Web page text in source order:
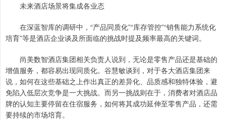
未来酒店场景将集成各业态
在深蓝智库的调研中，“产品同质化”“库存管控”“销售能力系统化
培育”等是酒店企业谈及所面临的挑战时提及频率最高的关键词。
尚美数智酒店集团相关负责人说到，无论是零售产品还是基础的
增值服务，都容易出现同质化。谷慧敏谈到，对于各大酒店集团来
说，如何在这些基础之上作出真正的差异化、品质感和独特体验，避
免陷入低层次竞争是一大挑战。而另一挑战则在于，消费者对酒店品
牌的认知主要停留在住宿服务，如何将其成功延伸至零售产品，还需
要持续的市场培育。